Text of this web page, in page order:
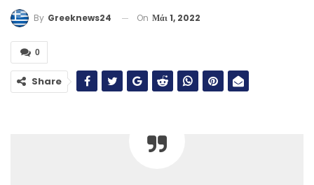
By Greeknews24 On Μάι 1, 2022
0
Share